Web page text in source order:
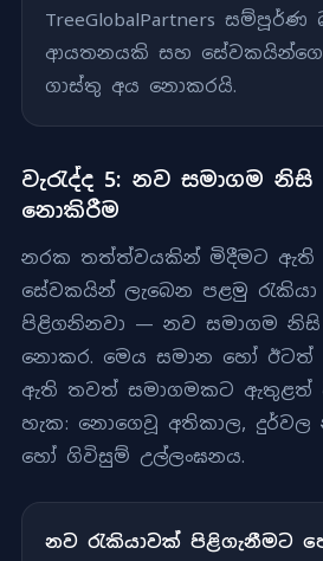
TreeGlobalPartners
ආයතනයකි සහ
ගාස්තු අය නොකරයි.
වැරැද්ද 5: නව සමාගම
නොකිරීම
නරක තත්ත්වයකින් මිදීමට ඇති
සේවකයින් ලැබෙන පළමු රැකියා
පිළිගනිනවා — නව සමාගම
නොකර. මෙය සමාන හෝ ඊටත්
ඇති තවත් සමාගමකට ඇතුළත්
හැක: නොගෙවූ අතිකාල,
හෝ ගිවිසුම් උල්ලංඝනය.
නව රැකියාවක් පිළිගැනීමට